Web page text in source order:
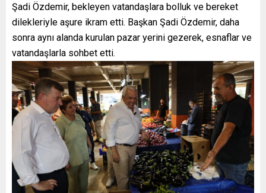
Şadi Özdemir, bekleyen vatandaşlara bolluk ve bereket
dilekleriyle aşure ikram etti. Başkan Şadi Özdemir, daha
sonra aynı alanda kurulan pazar yerini gezerek, esnaflar ve
vatandaşlarla sohbet etti.